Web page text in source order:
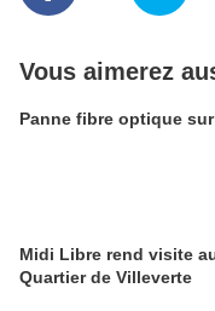
Vous aimerez
Panne fibre optique
Midi Libre rend visite
Quartier de Villeverte